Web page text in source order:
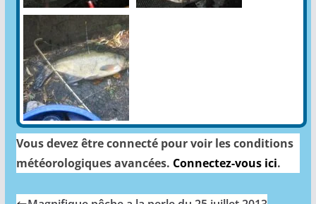
Vous devez être connecté pour voir les conditions
météorologiques avancées. Connectez-vous ici.